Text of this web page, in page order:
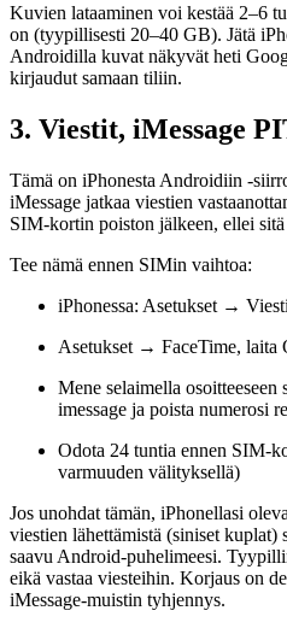
Kuvien lataaminen voi kestää 2–6
on (tyypillisesti 20–40 GB). Jätä
Androidilla kuvat näkyvät heti
kirjaudut samaan tiliin.
3. Viestit, iMessage
Tämä on iPhonesta Androidiin -
iMessage jatkaa viestien
SIM-kortin poiston jälkeen, ellei sitä
Tee nämä ennen SIMin vaihtoa:
iPhonessa: Asetukset →
Asetukset → FaceTime, laita
Mene selaimella
imessage ja poista numerosi
Odota 24 tuntia ennen SIM-
varmuuden välityksellä)
Jos unohdat tämän, iPhonellasi
viestien lähettämistä (siniset kuplat)
saavu Android-puhelimeesi.
eikä vastaa viesteihin. Korjaus on
iMessage-muistin tyhjennys.